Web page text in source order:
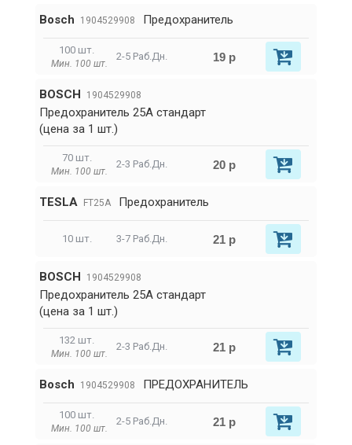
Bosch 1904529908 Предохранитель
100 шт.
Мин. 100 шт.
2-5 Раб.Дн. 19 р
BOSCH 1904529908
Предохранитель 25A стандарт
(цена за 1 шт.)
70 шт.
Мин. 100 шт.
2-3 Раб.Дн. 20 р
TESLA FT25A Предохранитель
10 шт. 3-7 Раб.Дн. 21 р
BOSCH 1904529908
Предохранитель 25A стандарт
(цена за 1 шт.)
132 шт.
Мин. 100 шт.
2-3 Раб.Дн. 21 р
Bosch 1904529908 ПРЕДОХРАНИТЕЛЬ
100 шт.
Мин. 100 шт.
2-5 Раб.Дн. 21 р